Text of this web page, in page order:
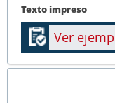
Texto impreso
Ver